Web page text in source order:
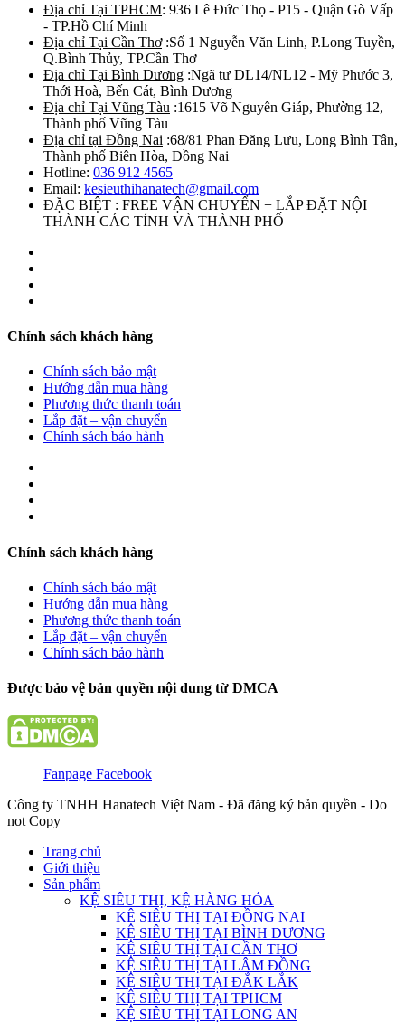
Địa chỉ Tại TPHCM: 936 Lê Đức Thọ - P15 - Quận Gò Vấp
- TP.Hồ Chí Minh
Địa chỉ Tại Cần Thơ:Số 1 Nguyễn Văn Linh, P.Long Tuyền,
Q.Bình Thủy, TP.Cần Thơ
Địa chỉ Tại Bình Dương :Ngã tư DL14/NL12 - Mỹ Phước 3,
Thới Hoà, Bến Cát, Bình Dương
Địa chỉ Tại Vũng Tàu :1615 Võ Nguyên Giáp, Phường 12,
Thành phố Vũng Tàu
Địa chỉ tại Đồng Nai :68/81 Phan Đăng Lưu, Long Bình Tân,
Thành phố Biên Hòa, Đồng Nai
Hotline: 036 912 4565
Email: kesieuthihanatech@gmail.com
ĐẶC BIỆT : FREE VẬN CHUYỂN + LẮP ĐẶT NỘI
THÀNH CÁC TỈNH VÀ THÀNH PHỐ
Chính sách khách hàng
Chính sách bảo mật
Hướng dẫn mua hàng
Phương thức thanh toán
Lắp đặt – vận chuyển
Chính sách bảo hành
Chính sách khách hàng
Chính sách bảo mật
Hướng dẫn mua hàng
Phương thức thanh toán
Lắp đặt – vận chuyển
Chính sách bảo hành
Được bảo vệ bản quyền nội dung từ DMCA
Fanpage Facebook
Công ty TNHH Hanatech Việt Nam - Đã đăng ký bản quyền - Do
not Copy
Trang chủ
Giới thiệu
Sản phẩm
KỆ SIÊU THỊ, KỆ HÀNG HÓA
KỆ SIÊU THỊ TẠI ĐỒNG NAI
KỆ SIÊU THỊ TẠI BÌNH DƯƠNG
KỆ SIÊU THỊ TẠI CẦN THƠ
KỆ SIÊU THỊ TẠI LÂM ĐỒNG
KỆ SIÊU THỊ TẠI ĐẮK LẮK
KỆ SIÊU THỊ TẠI TPHCM
KỆ SIÊU THỊ TẠI LONG AN